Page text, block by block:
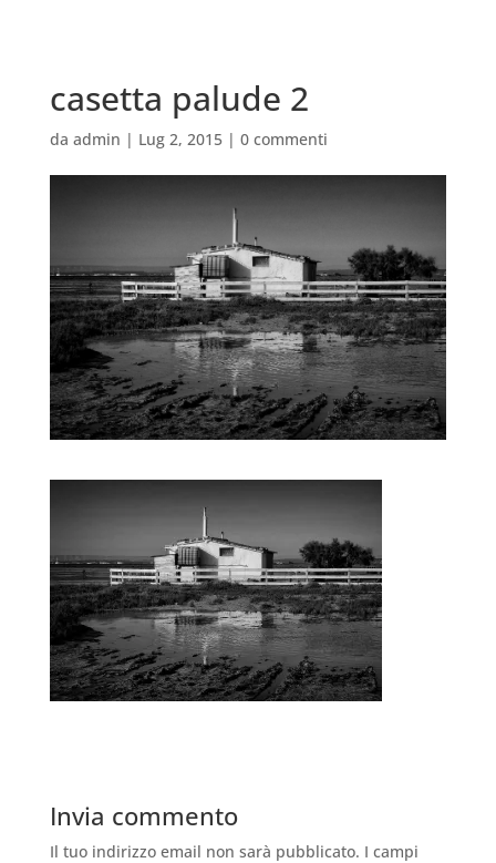
casetta palude 2
da admin | Lug 2, 2015| 0 commenti
Invia commento
Il tuo indirizzo email non sarà pubblicato. I campi